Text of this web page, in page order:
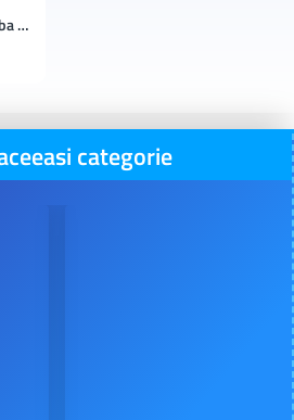
Exerciţii practice de limba şi literatura română. Caiet de lucru. Clasa a VI-a
categorie